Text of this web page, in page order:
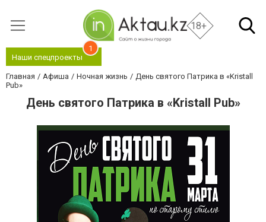
18+
Наши спецпроекты
1
Главная Афиша Ночная жизнь
День святого Патрика в «Kristall
Pub»
День святого Патрика в «Kristall Pub»